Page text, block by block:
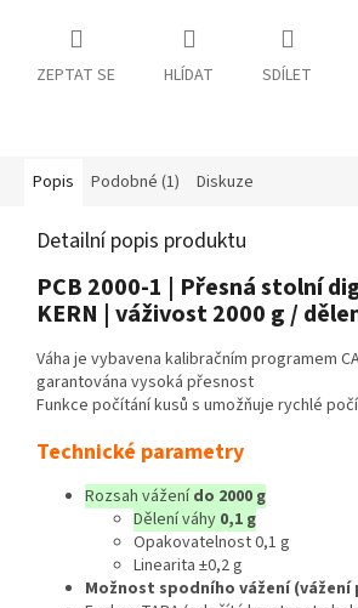
ZEPTAT SE HLÍDAT SDÍLET
Popis Podobné (1) Diskuze
Detailní popis produktu
PCB 2000-1 | Přesná stolní
KERN | váživost 2000 g /
Váha je vybavena kalibračním programem
garantována vysoká přesnost
Funkce počítání kusů s umožňuje rychlé
Technické parametry
Rozsah váženído 2000 g
Dělení váhy 0,1 g
Opakovatelnost 0,1 g
Linearita ±0,2 g
Možnost spodního vážení (vážení